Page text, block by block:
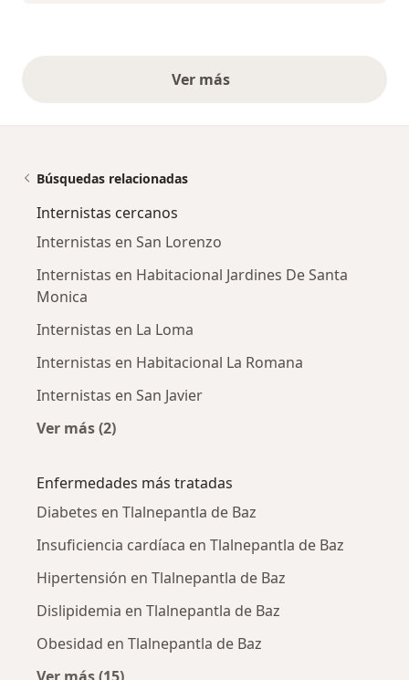
Ver másopiniones anteriores
Búsquedas relacionadas
Internistas cercanos
Internistas en San Lorenzo
Internistas en Habitacional Jardines De Santa
Monica
Internistas en La Loma
Internistas en Habitacional La Romana
Internistas en San Javier
Ver más (2)
Enfermedades más tratadas
Diabetes en Tlalnepantla de Baz
Insuficiencia cardíaca en Tlalnepantla de Baz
Hipertensión en Tlalnepantla de Baz
Dislipidemia en Tlalnepantla de Baz
Obesidad en Tlalnepantla de Baz